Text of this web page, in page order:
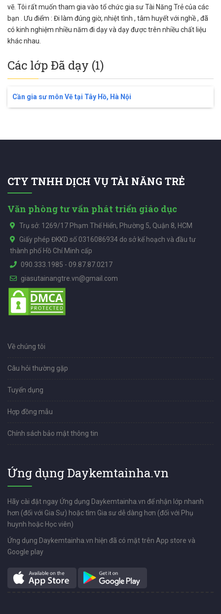
vẽ. Tôi rất muốn tham gia vào tổ chức gia sư Tài Năng Trẻ của các
bạn . Ưu điểm : Đi làm đúng giờ, nhiệt tình , tâm huyết với nghề , đã
có kinh nghiệm nhiều năm đi dạy và dạy được trên nhiều chất liệu
khác nhau.
Các lớp Đã dạy (1)
Cần gia sư môn Vẽ tại Tây Hồ, Hà Nội
CTY TNHH DỊCH VỤ TÀI NĂNG TRẺ
Văn phòng tư vấn phát triển giáo dục
Trụ sở: 1269/17 Phạm Thế Hiển, Phường 5, Quận 8, HCM
Giấy phép ĐKKD số 0316086934 do sở kế hoạch và đầu tư
thành phố Hồ Chí Minh cấp
090.333.1985 - 09.87.87.0217
giasutainangtre.vn@gmail.com
Về chúng tôi
Câu hỏi thường gặp
Tuyển dụng
Hợp đồng mẫu
Chính sách bảo mật thông tin
Ứng dụng Daykemtainha.vn
Hãy cài đặt ngay Ứng dụng Daykemtainha.vn để nhận lớp nhanh
hơn (đối với Gia Sư) hoặc tìm Gia sư dễ dàng hơn (đối với Phụ
huynh hoặc Học viên)
Ứng dụng Daykemtainha.vn hiện đã có mặt trên App store và
Google play